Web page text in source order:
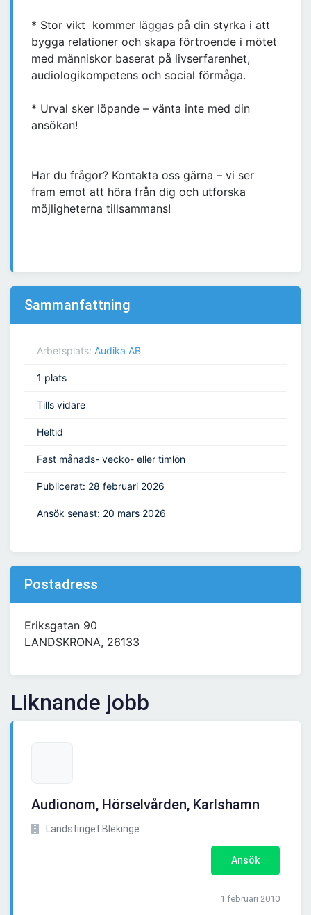
* Stor vikt kommer läggas på din styrka i att
bygga relationer och skapa förtroende i mötet
med människor baserat på livserfarenhet,
audiologikompetens och social förmåga.
* Urval sker löpande – vänta inte med din
ansökan!
Har du frågor? Kontakta oss gärna – vi ser
fram emot att höra från dig och utforska
möjligheterna tillsammans!
Sammanfattning
Arbetsplats: Audika AB
1 plats
Tills vidare
Heltid
Fast månads- vecko- eller timlön
Publicerat: 28 februari 2026
Ansök senast: 20 mars 2026
Postadress
Eriksgatan 90
LANDSKRONA, 26133
Liknande jobb
Audionom, Hörselvården, Karlshamn
Landstinget Blekinge
Ansök
1 februari 2010